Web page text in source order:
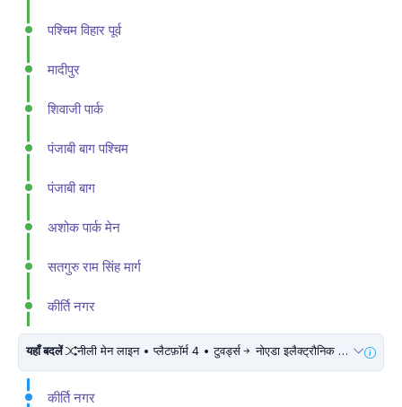
पश्चिम विहार पूर्व
मादीपुर
शिवाजी पार्क
पंजाबी बाग पश्चिम
पंजाबी बाग
अशोक पार्क मेन
सतगुरु राम सिंह मार्ग
कीर्ति नगर
यहाँ बदलें नीली मेन लाइन • प्लैटफ़ॉर्म 4 • टुवर्ड्स नोएडा इलैक्ट्रौनिक सिटी • 5 मिनट चलें
कीर्ति नगर